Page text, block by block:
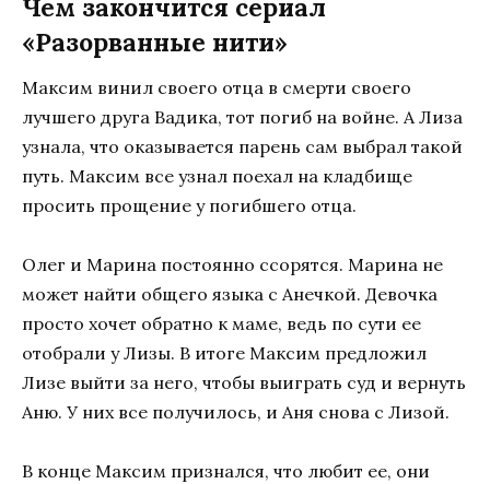
Чем закончится сериал
«Разорванные нити»
Максим винил своего отца в смерти своего
лучшего друга Вадика, тот погиб на войне. А Лиза
узнала, что оказывается парень сам выбрал такой
путь. Максим все узнал поехал на кладбище
просить прощение у погибшего отца.
Олег и Марина постоянно ссорятся. Марина не
может найти общего языка с Анечкой. Девочка
просто хочет обратно к маме, ведь по сути ее
отобрали у Лизы. В итоге Максим предложил
Лизе выйти за него, чтобы выиграть суд и вернуть
Аню. У них все получилось, и Аня снова с Лизой.
В конце Максим признался, что любит ее, они